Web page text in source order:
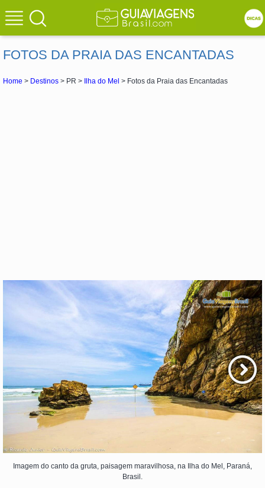
FOTOS DA PRAIA DAS ENCANTADAS
Home > Destinos > PR > Ilha do Mel > Fotos da Praia das Encantadas
Imagem do canto da gruta, paisagem maravilhosa, na Ilha do Mel, Paraná,
Brasil.